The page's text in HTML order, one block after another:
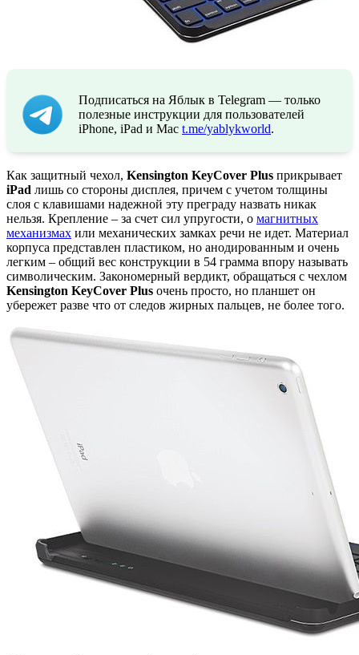
Подписаться на Яблык в Telegram — только
полезные инструкции для пользователей
iPhone, iPad и Mac t.me/yablykworld.
Как защитный чехол, Kensington KeyCover Plus прикрывает
iPad лишь со стороны дисплея, причем с учетом толщины
слоя с клавишами надежной эту преграду назвать никак
нельзя. Крепление – за счет сил упругости, о магнитных
механизмах или механических замках речи не идет. Материал
корпуса представлен пластиком, но анодированным и очень
легким – общий вес конструкции в 54 грамма впору называть
символическим. Закономерный вердикт, обращаться с чехлом
Kensington KeyCover Plus очень просто, но планшет он
убережет разве что от следов жирных пальцев, не более того.